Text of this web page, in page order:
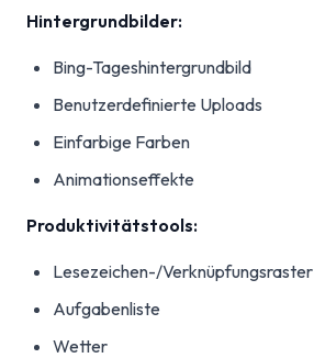
Hintergrundbilder:
Bing-Tageshintergrundbild
Benutzerdefinierte Uploads
Einfarbige Farben
Animationseffekte
Produktivitätstools:
Lesezeichen-/Verknüpfungsraster
Aufgabenliste
Wetter